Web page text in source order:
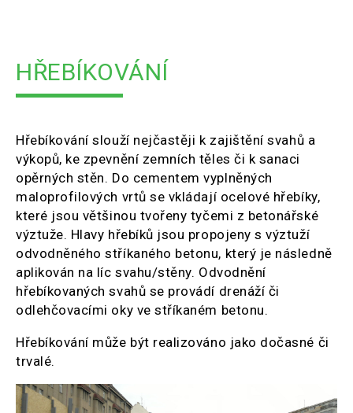
HŘEBÍKOVÁNÍ
Hřebíkování slouží nejčastěji k zajištění svahů a
výkopů, ke zpevnění zemních těles či k sanaci
opěrných stěn. Do cementem vyplněných
maloprofilových vrtů se vkládají ocelové hřebíky,
které jsou většinou tvořeny tyčemi z betonářské
výztuže. Hlavy hřebíků jsou propojeny s výztuží
odvodněného stříkaného betonu, který je následně
aplikován na líc svahu/stěny. Odvodnění
hřebíkovaných svahů se provádí drenáží či
odlehčovacími oky ve stříkaném betonu.
Hřebíkování může být realizováno jako dočasné či
trvalé.